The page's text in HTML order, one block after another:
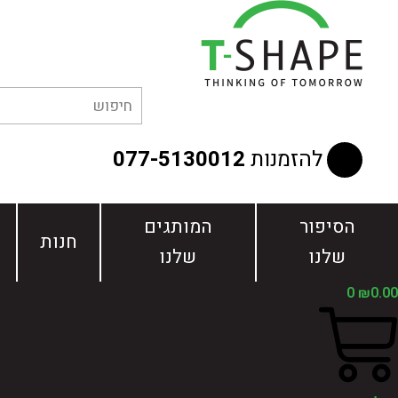
להזמנות 077-5130012
הסיפור
שלנו
המותגים
שלנו
חנות
₪0.00
0